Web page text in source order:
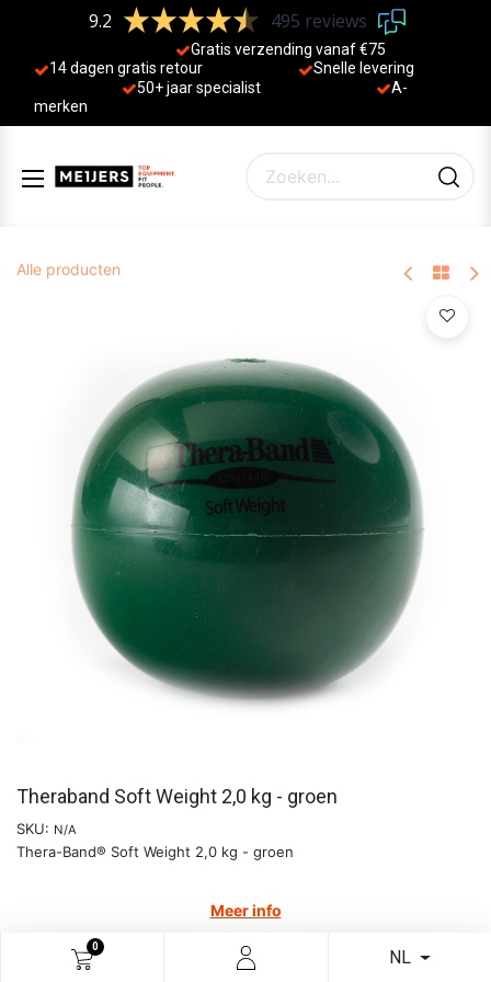
0
NL
9.2 495 reviews
Gratis verzending vanaf €75
14 dagen gratis retour
Sne lle levering
50+ jaar specialist
A-
merken
Alle producten
Theraband Soft Weight 2,0 kg - groen
SKU: N/A
Thera-Band® Soft Weight 2,0 kg - groen
Meer info
24,12